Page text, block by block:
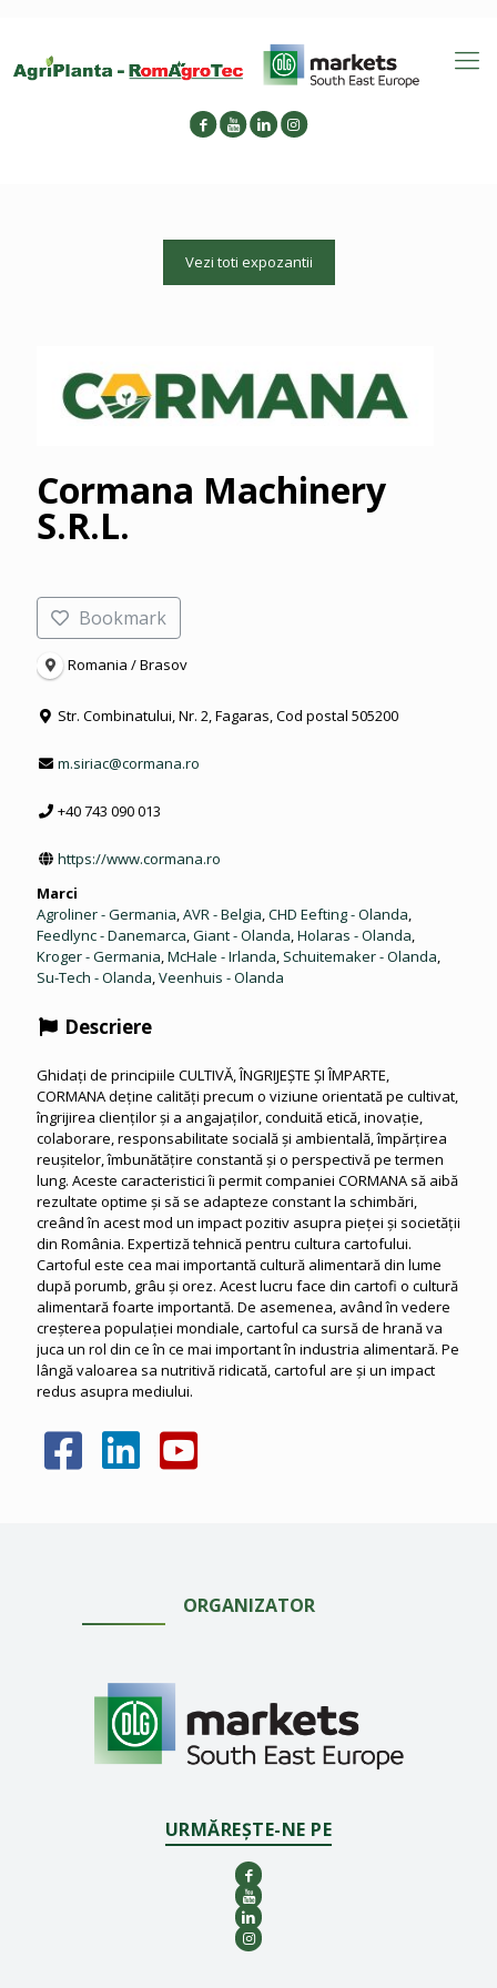
Vezi toti expozantii
Cormana Machinery
S.R.L.
Bookmark
Romania / Brasov
Str. Combinatului, Nr. 2, Fagaras, Cod postal 505200
m.siriac@cormana.ro
+40 743 090 013
https://www.cormana.ro
Marci
Agroliner - Germania AVR - Belgia CHD Eefting - Olanda
Feedlync - Danemarca Giant - Olanda Holaras - Olanda
Kroger - Germania McHale - Irlanda Schuitemaker - Olanda
Su-Tech - Olanda Veenhuis - Olanda
Descriere
Ghidați de principiile CULTIVĂ, ÎNGRIJEȘTE ȘI ÎMPARTE,
CORMANA deține calități precum o viziune orientată pe cultivat,
îngrijirea clienților și a angajaților, conduită etică, inovație,
colaborare, responsabilitate socială și ambientală, împărțirea
reușitelor, îmbunătățire constantă și o perspectivă pe termen
lung. Aceste caracteristici îi permit companiei CORMANA să aibă
rezultate optime și să se adapteze constant la schimbări,
creând în acest mod un impact pozitiv asupra pieței și societății
din România. Expertiză tehnică pentru cultura cartofului.
Cartoful este cea mai importantă cultură alimentară din lume
după porumb, grâu și orez. Acest lucru face din cartofi o cultură
alimentară foarte importantă. De asemenea, având în vedere
creșterea populației mondiale, cartoful ca sursă de hrană va
juca un rol din ce în ce mai important în industria alimentară. Pe
lângă valoarea sa nutritivă ridicată, cartoful are și un impact
redus asupra mediului.
ORGANIZATOR
URMĂREȘTE-NE PE